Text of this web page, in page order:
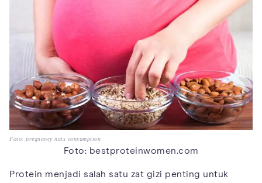
Foto: pregnancy nuts consumption
Foto: bestproteinwomen.com
Protein menjadi salah satu zat gizi penting untuk